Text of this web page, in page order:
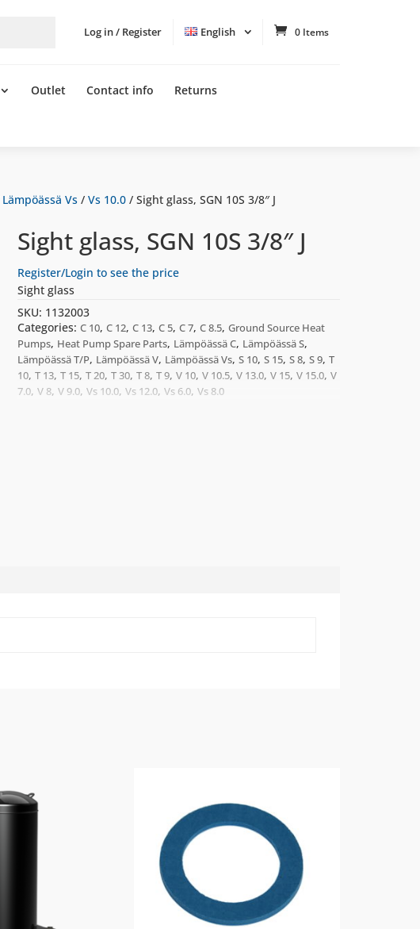
Log in / Register English 0 Items
Outlet Contact info Returns
Lämpöässä Vs/ Vs 10.0/ Sight glass, SGN 10S 3/8″ J
Sight glass, SGN 10S 3/8″ J
Register/Login to see the price
Sight glass
SKU: 1132003
Categories:C 10,C 12,C 13,C 5,C 7,C 8.5,Ground Source Heat
Pumps, Heat Pump Spare Parts, Lämpöässä C, Lämpöässä S,
Lämpöässä T/P, Lämpöässä V, Lämpöässä Vs,S 10,S 15,S 8,S 9,T
10,T 13,T 15,T 20,T 30,T 8,T 9,V 10,V 10.5,V 13.0,V 15,V 15.0,V
7.0,V 8,V 9.0,Vs 10.0,Vs 12.0,Vs 6.0,Vs 8.0